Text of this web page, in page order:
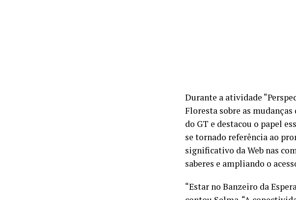
Durante a atividade
Floresta sobre as
do GT e destacou o papel
se tornado referência ao
significativo da Web nas
saberes e ampliando o
“Estar no Banzeiro da